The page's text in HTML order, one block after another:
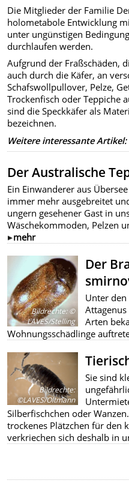
Die Mitglieder der Familie
holometabole Entwicklung
unter ungünstigen
durchlaufen werden.
Aufgrund der Fraßschäden,
auch durch die Käfer, an
Schafswollpullover, Pelze,
Trockenfisch oder Teppiche
sind die Speckkäfer als
bezeichnen.
Weitere interessante Artikel:
Der Australische
Ein Einwanderer aus
immer mehr ausgebreitet
ungern gesehener Gast in
Wäschekommoden, Pelzen
mehr
Bildrechte:©
LAVES/Stelling
Der
Unter
Arten
Wohnungsschädlinge
Bildrechte:
©LAVES/Oltmann
Sie sind
Silberfischchen oder
trockenes Plätzchen für den
verkriechen sich deshalb in